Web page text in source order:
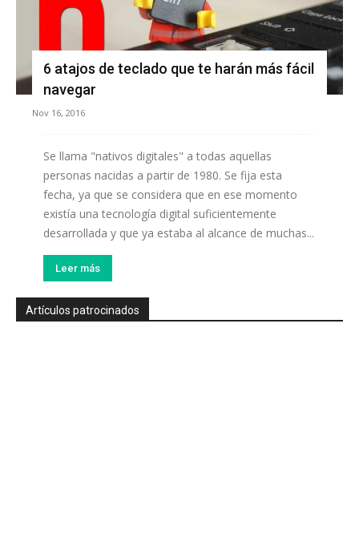
6 atajos de teclado que te harán más fácil
navegar
Nov 16, 2016
Se llama "nativos digitales" a todas aquellas
personas nacidas a partir de 1980. Se fija esta
fecha, ya que se considera que en ese momento
existía una tecnología digital suficientemente
desarrollada y que ya estaba al alcance de muchas...
Leer más
Artículos patrocinados